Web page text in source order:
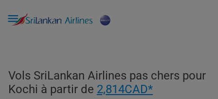

Vols SriLankan Airlines pas chers pour
Kochi à partir de 2,814CAD*